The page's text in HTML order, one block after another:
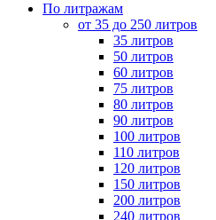
По литражам
от 35 до 250 литров
35 литров
50 литров
60 литров
75 литров
80 литров
90 литров
100 литров
110 литров
120 литров
150 литров
200 литров
240 литров